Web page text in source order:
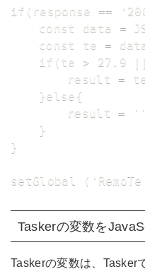
if(response ==
}
setGlobal
Taskerの変数を
Taskerの変数は、Tasker